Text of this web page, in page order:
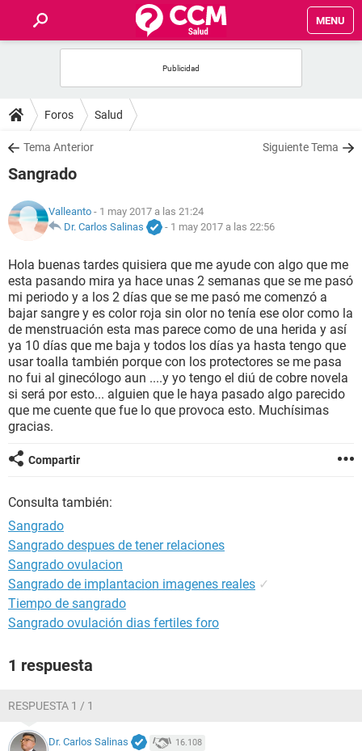
MENU
FOROS
SALUD
FAMILIA
NUTRICIÓN
BIENESTAR
SEXUALIDAD
GLOSARIO
Foros Salud
Tema Anterior Siguiente Tema
Sangrado
Valleanto - 1 may 2017 a las 21:24
Dr. Carlos Salinas
- 1 may 2017 a las 22:56
Hola buenas tardes quisiera que me ayude con algo que me
esta pasando mira ya hace unas 2 semanas que se me pasó
mi periodo y a los 2 días que se me pasó me comenzó a
bajar sangre y es color roja sin olor no tenía ese olor como la
de menstruación esta mas parece como de una herida y así
ya 10 días que me baja y todos los días ya hasta tengo que
usar toalla también porque con los protectores se me pasa
no fui al ginecólogo aun ....y yo tengo el diú de cobre novela
si será por esto... alguien que le haya pasado algo parecido
que me cuente que fue lo que provoca esto. Muchísimas
gracias.
Compartir
Consulta también:
Sangrado
Sangrado despues de tener relaciones
Sangrado ovulacion
Sangrado de implantacion imagenes reales ✓
Tiempo de sangrado
Sangrado ovulación dias fertiles foro
1 respuesta
RESPUESTA 1 / 1
Dr. Carlos Salinas 16.108